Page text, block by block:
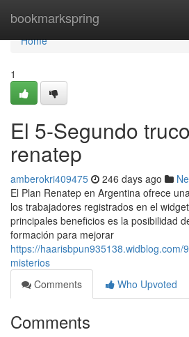
bookmarkspring
Home
Home
1
El 5-Segundo
renatep
amberokri409475 246 days ago
El Plan Renatep en Argentina ofrece
los trabajadores registrados en el
principales beneficios es la posibilidad
formación para mejorar
https://haarisbpun935138.widblog.com/
misterios
Comments
Who Upvoted
Comments